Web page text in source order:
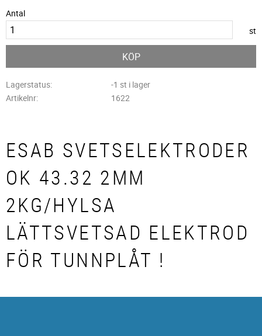
Antal
st
KÖP
Lagerstatus
-1 st i lager
Artikelnr
1622
ESAB SVETSELEKTRODER
OK 43.32 2MM
2KG/HYLSA
LÄTTSVETSAD ELEKTROD
FÖR TUNNPLÅT !